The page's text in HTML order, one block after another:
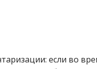
если во